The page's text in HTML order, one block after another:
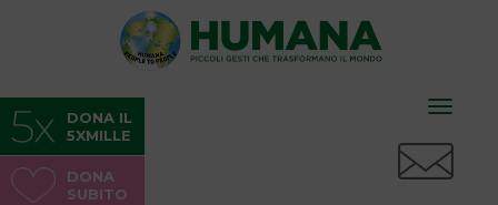
Toggle
DONA
SUBITO
DONA IL
5XMILLE